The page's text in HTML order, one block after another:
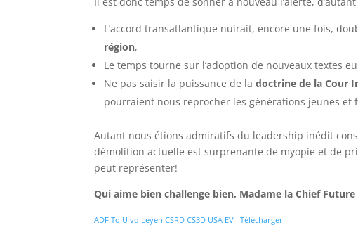
L’accord transatlantique nuirait, encore une fois,
région,
Le temps tourne sur l’adoption de nouveaux textes
Ne pas saisir la puissance de ladoctrine de la Cour
pourraient nous reprocher les générations jeunes et
Autant nous étions admiratifs du leadership inédit
démolition actuelle est surprenante de myopie et de
peut représenter!
Qui aime bien challenge bien, Madame la Chief
ADF To U vd Leyen CSRD CS3D USA EV Télécharger